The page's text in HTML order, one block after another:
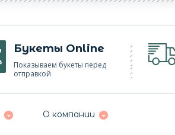
Букеты Online
Показываем букеты перед
отправкой
О компании